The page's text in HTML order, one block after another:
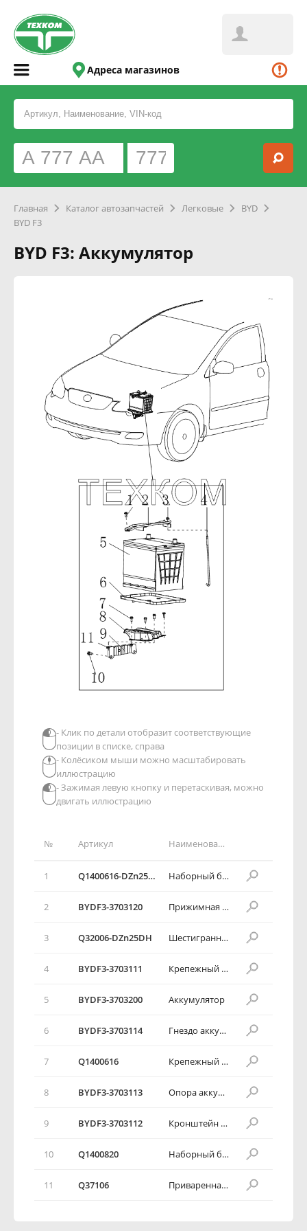
Адреса магазинов
Главная Каталог автозапчастей Легковые
BYD
BYD F3
BYD F3: Аккумулятор
№ Артикул Наименование детали
1 Q1400616-DZn25DH Наборный болт с шестигранной головкой с плоской шайбой
2 BYDF3-3703120 Прижимная пластина аккумулятора в сборе
3 Q32006-DZn25DH Шестигранная фланцевая гайка
4 BYDF3-3703111 Крепежный крюк аккумулятора
5 BYDF3-3703200 Аккумулятор
6 BYDF3-3703114 Гнездо аккумулятора
7 Q1400616 Крепежный болт
8 BYDF3-3703113 Опора аккумулятора
9 BYDF3-3703112 Кронштейн опоры аккумулятора
10 Q1400820 Наборный болт с шестигранной головкой
11 Q37106 Приваренная гайка
- Клик по детали отобразит соответствующие
позиции в списке, справа
- Колёсиком мыши можно масштабировать
иллюстрацию
- Зажимая левую кнопку и перетаскивая, можно
двигать иллюстрацию